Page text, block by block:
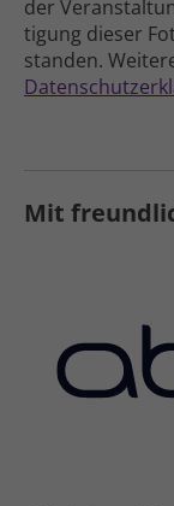
der
tigung dieser
standen.
Mit